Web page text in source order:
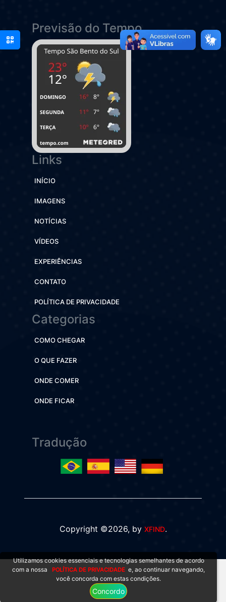
Previsão do Tempo
Links
INÍCIO
IMAGENS
NOTÍCIAS
VÍDEOS
EXPERIÊNCIAS
CONTATO
POLÍTICA DE PRIVACIDADE
Categorias
COMO CHEGAR
O QUE FAZER
ONDE COMER
ONDE FICAR
Tradução
Copyright ©2026, by XFIND.
Utilizamos cookies essenciais e tecnologias semelhantes de acordo
com a nossaPOLÍTICA DE PRIVACIDADE e, ao continuar navegando,
você concorda com estas condições.
Concordo